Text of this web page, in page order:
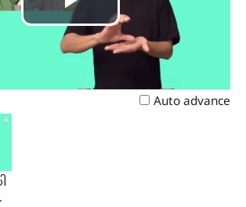
Play
Video
Auto advance